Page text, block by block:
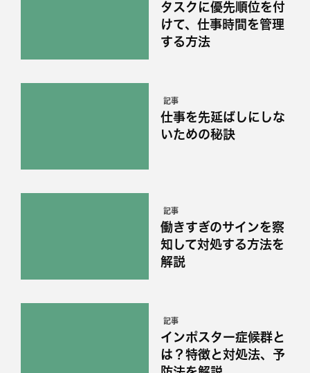
タスクに優先順位を付
けて、仕事時間を管理
する方法
記事
仕事を先延ばしにしな
いための秘訣
記事
働きすぎのサインを察
知して対処する方法を
解説
記事
インポスター症候群と
は？特徴と対処法、予